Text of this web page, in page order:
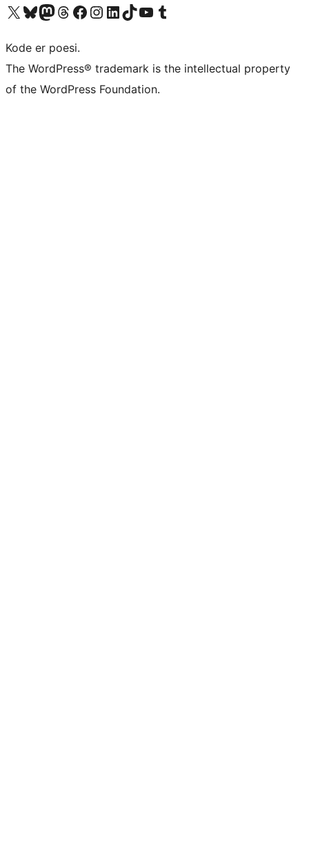
Besøk vår konto på X Visit our Bluesky account
Besøk vår Mastodon-konto
Visit our Threads account
Besøk vår Facebook-sideBesøk vår Instagram-konto
Besøk vår LinkedIn-konto
Visit our TikTok account
Visit our YouTube channel
Visit our Tumblr account
Kode er poesi.
The WordPress® trademark is the intellectual property
of the WordPress Foundation.